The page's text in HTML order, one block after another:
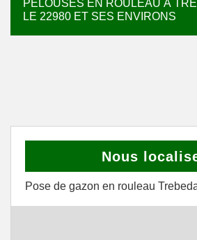
PELOUSES EN ROULEAU À
LE 22980 ET SES ENVIRONS
Nous
Pose de gazon en rouleau